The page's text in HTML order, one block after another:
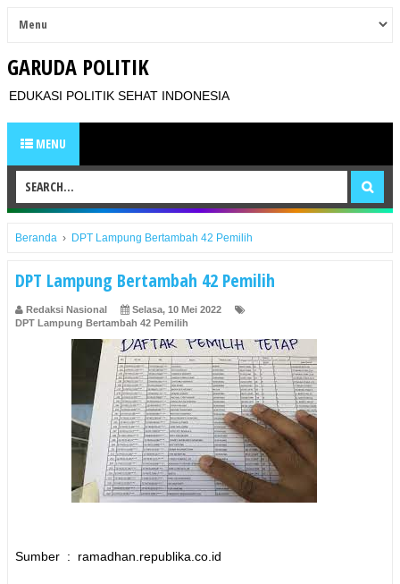
GARUDA POLITIK
EDUKASI POLITIK SEHAT INDONESIA
MENU
Beranda › DPT Lampung Bertambah 42 Pemilih
DPT Lampung Bertambah 42 Pemilih
Redaksi Nasional
Selasa, 10 Mei 2022
DPT Lampung Bertambah 42 Pemilih
Sumber : ramadhan.republika.co.id